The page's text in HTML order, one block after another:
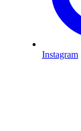
Instagram